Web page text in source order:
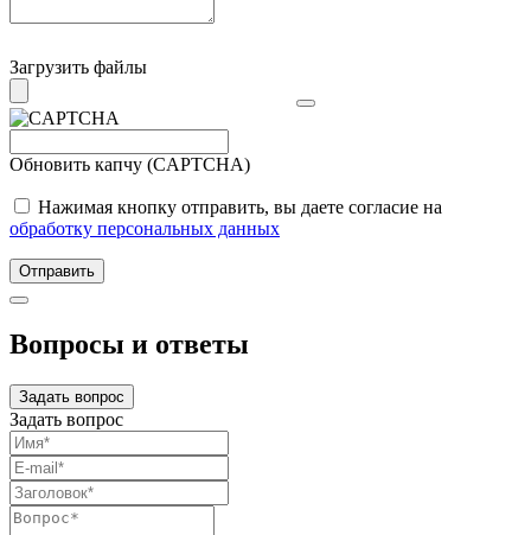
Загрузить файлы
Обновить капчу (CAPTCHA)
Нажимая кнопку отправить, вы даете согласие на
обработку персональных данных
Отправить
Вопросы и ответы
Задать вопрос
Задать вопрос